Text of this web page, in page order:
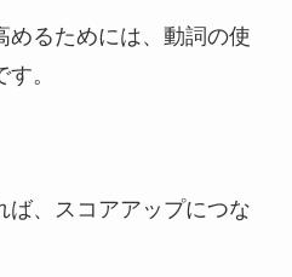
めるためには、動詞の使
。
ば、スコアアップにつな